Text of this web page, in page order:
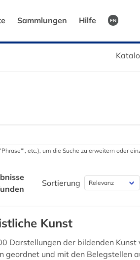
Sammlungen Hilfe EN
etc.), um die Suche zu erweitern oder
Sortierung
Kunst
Darstellungen der bildenden
geordnet und mit den Belegstellen